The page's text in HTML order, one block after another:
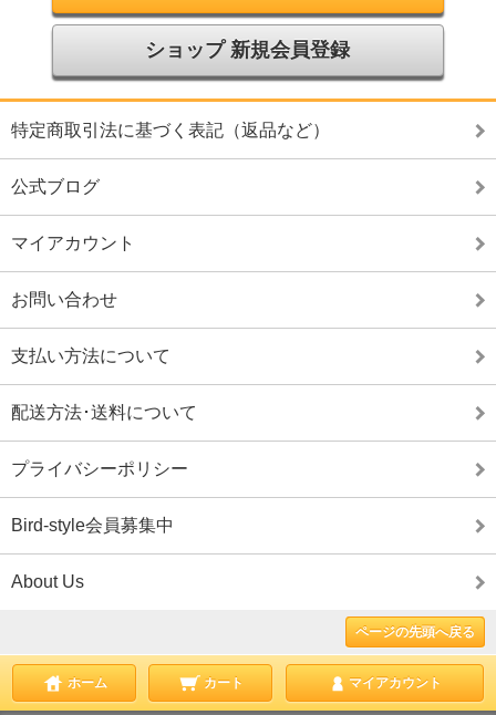
ショップ 新規会員登録
特定商取引法に基づく表記（返品など）
公式ブログ
マイアカウント
お問い合わせ
支払い方法について
配送方法･送料について
プライバシーポリシー
Bird-style会員募集中
About Us
ページの先頭へ戻る
ホーム カート マイアカウント